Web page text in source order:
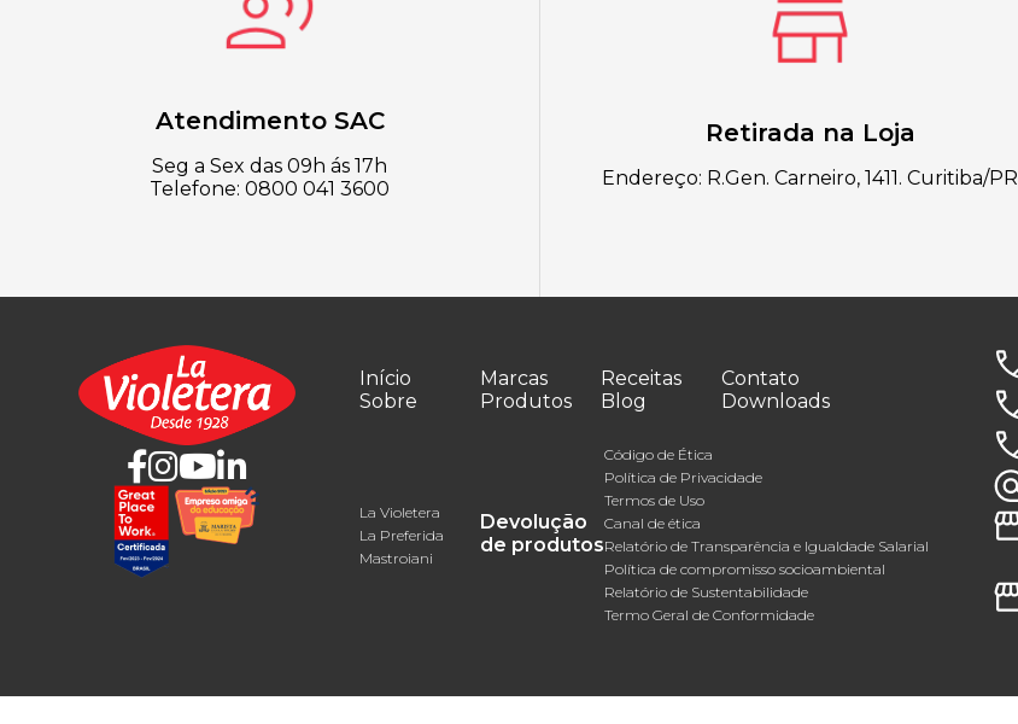
Atendimento SAC
Seg a Sex das 09h ás 17h
Telefone: 0800 041 3600
Retirada na Loja
Endereço: R.Gen. Carneiro, 1411. Curitiba/PR
Início
Sobre
Marcas
Produtos
Receitas
Blog
Contato
Downloads
La Violetera
La Preferida
Mastroiani
Devolução
de produtos
Código de Ética
Política de Privacidade
Termos de Uso
Canal de ética
Relatório de Transparência e Igualdade Salarial
Política de compromisso socioambiental
Relatório de Sustentabilidade
Termo Geral de Conformidade